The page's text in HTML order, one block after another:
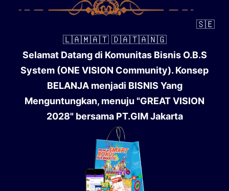
🇸‌🇪‌
🇱‌🇦‌🇲‌🇦‌🇹‌ 🇩‌🇦‌🇹‌🇦‌🇳‌🇬‌
Selamat Datang di Komunitas Bisnis O.B.S
System (ONE VISION Community). Konsep
BELANJA menjadi BISNIS Yang
Menguntungkan, menuju "GREAT VISION
2028" bersama PT.GIM Jakarta